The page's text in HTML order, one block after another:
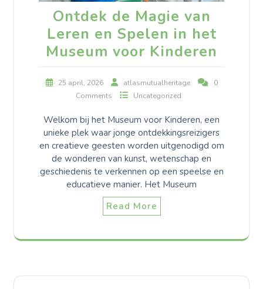
Ontdek de Magie van
Leren en Spelen in het
Museum voor Kinderen
25 april, 2026 atlasmutualheritage
0
Comments
Uncategorized
Welkom bij het Museum voor Kinderen, een
unieke plek waar jonge ontdekkingsreizigers
en creatieve geesten worden uitgenodigd om
de wonderen van kunst, wetenschap en
geschiedenis te verkennen op een speelse en
educatieve manier. Het Museum
Read More